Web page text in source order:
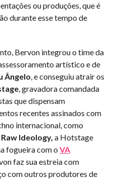
ou produções, que é
durante esse tempo de
Bervon integrou o time da
artístico e de
Ângelo, e conseguiu atrair os
,gravadora comandada
que dispensam
recentes assinados com
internacional, como
Raw Ideology, a Hotstage
fogueira com o VA
faz sua estreia com
com outros produtores de